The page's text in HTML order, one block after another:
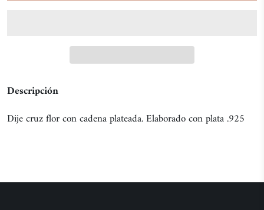
Descripción
Dije cruz flor con cadena plateada. Elaborado con plata .925